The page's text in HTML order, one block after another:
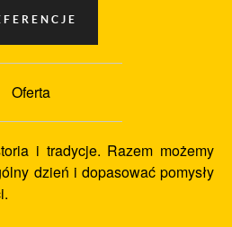
Oferta
i tradycje. Razem możemy
dzień i dopasować pomysły